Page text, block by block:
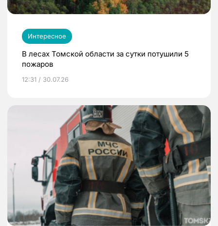
Интересное
В лесах Томской области за сутки потушили 5
пожаров
12:31 / 30.07.26